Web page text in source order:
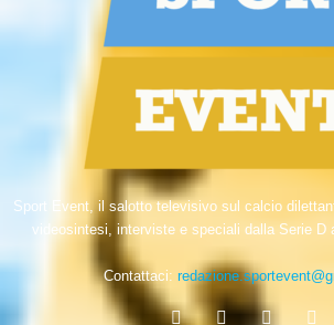
Sport Event, il salotto televisivo sul calcio
videosintesi, interviste e speciali dalla Serie D
Contattaci: